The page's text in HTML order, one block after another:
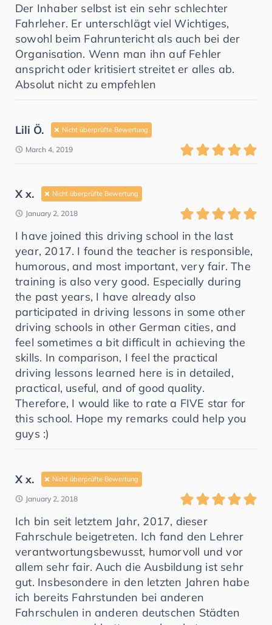
Der Inhaber selbst ist ein sehr schlechter
Fahrleher. Er unterschlägt viel Wichtiges,
sowohl beim Fahruntericht als auch bei der
Organisation. Wenn man ihn auf Fehler
anspricht oder kritisiert streitet er alles ab.
Absolut nicht zu empfehlen
Lili Ö. Nicht überprüfte Bewertung
March 4, 2019
X x. Nicht überprüfte Bewertung
January 2, 2018
I have joined this driving school in the last
year, 2017. I found the teacher is responsible,
humorous, and most important, very fair. The
training is also very good. Especially during
the past years, I have already also
participated in driving lessons in some other
driving schools in other German cities, and
feel sometimes a bit difficult in achieving the
skills. In comparison, I feel the practical
driving lessons learned here is in detailed,
practical, useful, and of good quality.
Therefore, I would like to rate a FIVE star for
this school. Hope my remarks could help you
guys :)
X x. Nicht überprüfte Bewertung
January 2, 2018
Ich bin seit letztem Jahr, 2017, dieser
Fahrschule beigetreten. Ich fand den Lehrer
verantwortungsbewusst, humorvoll und vor
allem sehr fair. Auch die Ausbildung ist sehr
gut. Insbesondere in den letzten Jahren habe
ich bereits Fahrstunden bei anderen
Fahrschulen in anderen deutschen Städten